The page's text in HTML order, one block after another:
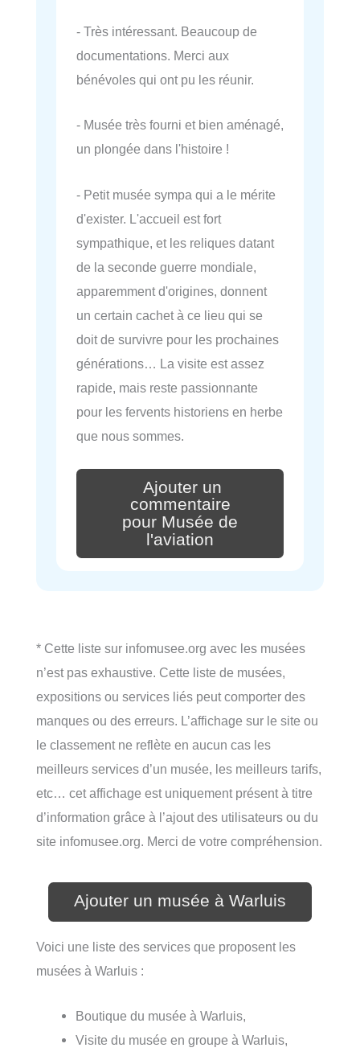
- Très intéressant. Beaucoup de
documentations. Merci aux
bénévoles qui ont pu les réunir.
- Musée très fourni et bien aménagé,
un plongée dans l'histoire !
- Petit musée sympa qui a le mérite
d'exister. L'accueil est fort
sympathique, et les reliques datant
de la seconde guerre mondiale,
apparemment d'origines, donnent
un certain cachet à ce lieu qui se
doit de survivre pour les prochaines
générations… La visite est assez
rapide, mais reste passionnante
pour les fervents historiens en herbe
que nous sommes.
Ajouter un
commentaire
pour Musée de
l'aviation
* Cette liste sur infomusee.org avec les musées
n’est pas exhaustive. Cette liste de musées,
expositions ou services liés peut comporter des
manques ou des erreurs. L’affichage sur le site ou
le classement ne reflète en aucun cas les
meilleurs services d’un musée, les meilleurs tarifs,
etc… cet affichage est uniquement présent à titre
d’information grâce à l’ajout des utilisateurs ou du
site infomusee.org. Merci de votre compréhension.
Ajouter un musée à Warluis
Voici une liste des services que proposent les
musées à Warluis :
Boutique du musée à Warluis,
Visite du musée en groupe à Warluis,